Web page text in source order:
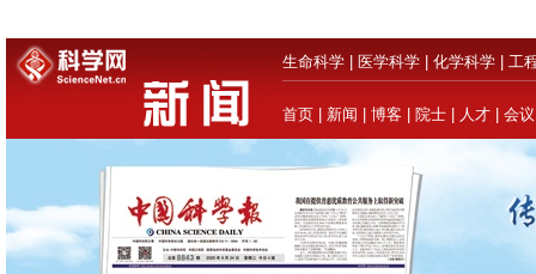
生命科学 医学科学 化学科学 工
首页 新闻 博客 院士 人才 会议